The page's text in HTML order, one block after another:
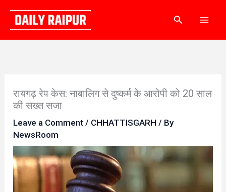
content
Search
रायगढ़ रेप केस: नाबालिग से दुष्कर्म के आरोपी को 20 साल
की सख्त सजा
Leave a Comment / CHHATTISGARH / By
NewsRoom